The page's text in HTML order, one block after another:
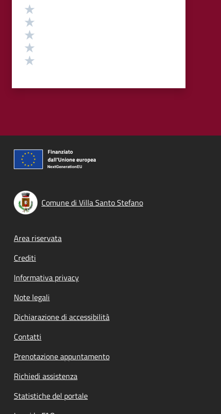
Valutazione
Comune di Villa Santo Stefano
Footer menu
Area riservata
Crediti
Informativa privacy
Note legali
Dichiarazione di accessibilità
Contatti
Prenotazione appuntamento
Richiedi assistenza
Statistiche del portale